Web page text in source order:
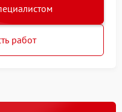
работ